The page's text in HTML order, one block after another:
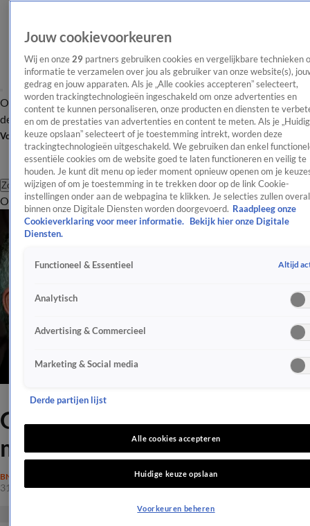
OverzichtAfleveringen Entertainment TV Algemeen
Tip
de redactieNieuwsbrief
Volg Shownieuws
Zoeken
OverzichtEntertainmentSpraakmakendRealityCrimeVideo's
Gordon applaudisseert voor
minister-president Rutte
BN'ERS
31 mrt 2020, 23:51
Jouw cookievoorkeuren
Wij en onze 29 partners gebruiken cookies en vergelijkbare technieken
informatie te verzamelen over jou als gebruiker van onze website(s),
gedrag en jouw apparaten. Als je „Alle cookies accepteren” selecteert,
worden trackingtechnologieën ingeschakeld om onze advertenties en
content te kunnen personaliseren, onze producten en diensten te
en om de prestaties van advertenties en content te meten. Als je
keuze opslaan” selecteert of je toestemming intrekt, worden deze
trackingtechnologieën uitgeschakeld. We gebruiken dan enkel
essentiële cookies om de website goed te laten functioneren en veilig te
houden. Je kunt dit menu op ieder moment opnieuw openen om je
wijzigen of om je toestemming in te trekken door op de link Cookie-
instellingen onder aan de webpagina te klikken. Je selecties zullen overal
binnen onze Digitale Diensten worden doorgevoerd. Raadpleeg onze
Cookieverklaring voor meer informatie.
Bekijk hier onze Digitale
Diensten.
Functioneel & Essentieel Altijd
Analytisch
Advertising & Commercieel
Marketing & Social media
Derde partijen lijst
Alle cookies accepteren
Huidige keuze opslaan
Voorkeuren beheren